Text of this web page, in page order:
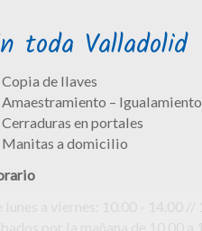
toda Valladolid
Copia de llaves
Amaestramiento – Igualamiento
Cerraduras en portales
Manitas a domicilio